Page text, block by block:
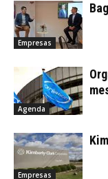
Empresas
Agenda
Empresas